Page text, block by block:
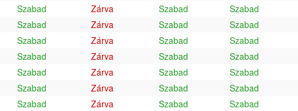
Szabad Zárva Szabad Szabad
Szabad Zárva Szabad Szabad
Szabad Zárva Szabad Szabad
Szabad Zárva Szabad Szabad
Szabad Zárva Szabad Szabad
Szabad Zárva Szabad Szabad
Szabad Zárva Szabad Szabad